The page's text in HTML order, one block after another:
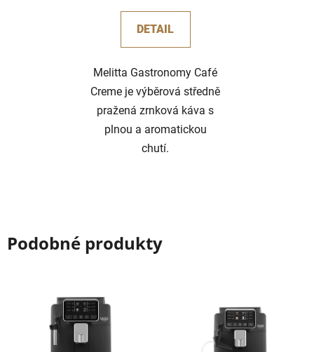
DETAIL
Melitta Gastronomy Café
Creme je výběrová středně
pražená zrnková káva s
plnou a aromatickou
chutí.
Podobné produkty